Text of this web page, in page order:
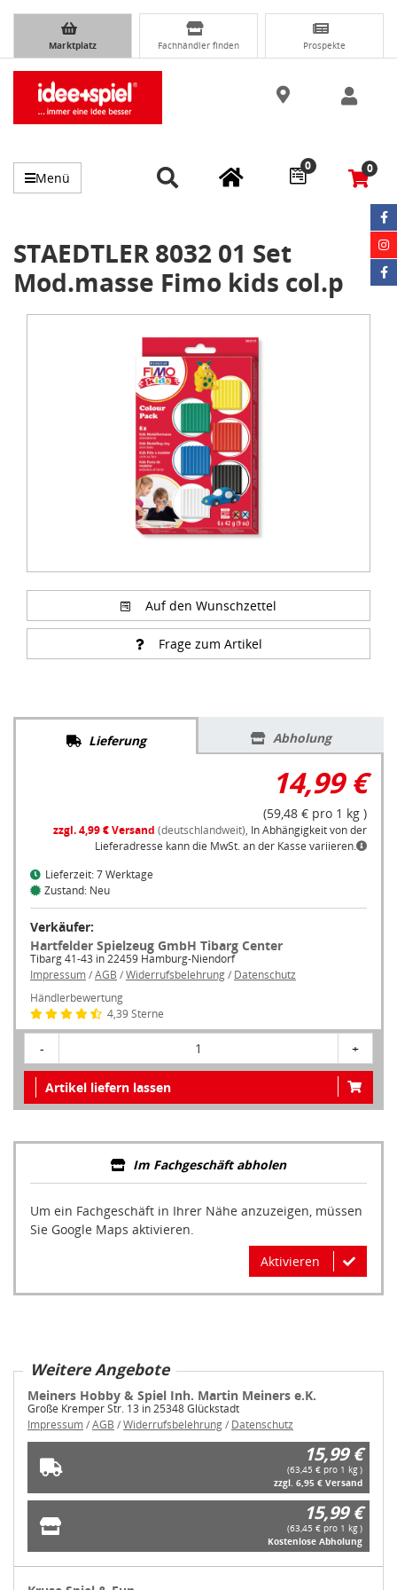
Marktplatz Fachhändler finden Prospekte
Menü
0 0
STAEDTLER 8032 01 Set
Mod.masse Fimo kids col.p
Auf den Wunschzettel
Frage zum Artikel
Lieferung Abholung
14,99 €
(59,48 € pro 1 kg )
zzgl. 4,99 € Versand (deutschlandweit), In Abhängigkeit von der
Lieferadresse kann die MwSt. an der Kasse variieren.
Lieferzeit: 7 Werktage
Zustand: Neu
Verkäufer:
Hartfelder Spielzeug GmbH Tibarg Center
Tibarg 41-43 in 22459 Hamburg-Niendorf
Impressum/AGB /Widerrufsbelehrung/ Datenschutz
Händlerbewertung
4,39 Sterne
- 1 +
Artikel liefern lassen
Im Fachgeschäft abholen
Um ein Fachgeschäft in Ihrer Nähe anzuzeigen, müssen
Sie Google Maps aktivieren.
Aktivieren
Weitere Angebote
Meiners Hobby & Spiel Inh. Martin Meiners e.K.
Große Kremper Str. 13 in 25348 Glückstadt
Impressum/AGB /Widerrufsbelehrung/ Datenschutz
15,99 €
(63,45 € pro 1 kg )
zzgl. 6,95 € Versand
15,99 €
(63,45 € pro 1 kg )
Kostenlose Abholung